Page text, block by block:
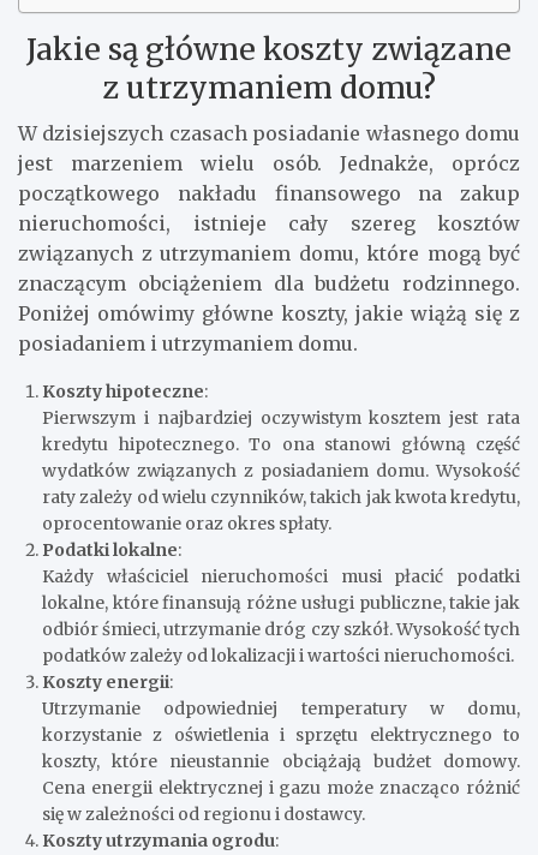
Jakie są główne koszty związane
z utrzymaniem domu?
W dzisiejszych czasach posiadanie własnego domu
jest marzeniem wielu osób. Jednakże, oprócz
początkowego nakładu finansowego na zakup
nieruchomości, istnieje cały szereg kosztów
związanych z utrzymaniem domu, które mogą być
znaczącym obciążeniem dla budżetu rodzinnego.
Poniżej omówimy główne koszty, jakie wiążą się z
posiadaniem i utrzymaniem domu.
Koszty hipoteczne:
Pierwszym i najbardziej oczywistym kosztem jest rata
kredytu hipotecznego. To ona stanowi główną część
wydatków związanych z posiadaniem domu. Wysokość
raty zależy od wielu czynników, takich jak kwota kredytu,
oprocentowanie oraz okres spłaty.
Podatki lokalne:
Każdy właściciel nieruchomości musi płacić podatki
lokalne, które finansują różne usługi publiczne, takie jak
odbiór śmieci, utrzymanie dróg czy szkół. Wysokość tych
podatków zależy od lokalizacji i wartości nieruchomości.
Koszty energii:
Utrzymanie odpowiedniej temperatury w domu,
korzystanie z oświetlenia i sprzętu elektrycznego to
koszty, które nieustannie obciążają budżet domowy.
Cena energii elektrycznej i gazu może znacząco różnić
się w zależności od regionu i dostawcy.
Koszty utrzymania ogrodu: